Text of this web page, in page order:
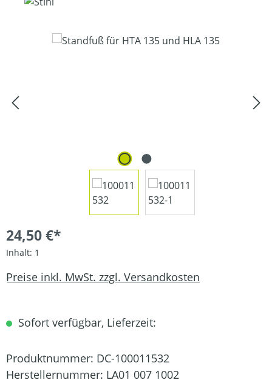
Bildergalerie überspringen
24,50 €*
Inhalt: 1
Preise inkl. MwSt. zzgl. Versandkosten
Sofort verfügbar, Lieferzeit:
Produktnummer: DC-100011532
Herstellernummer: LA01 007 1002